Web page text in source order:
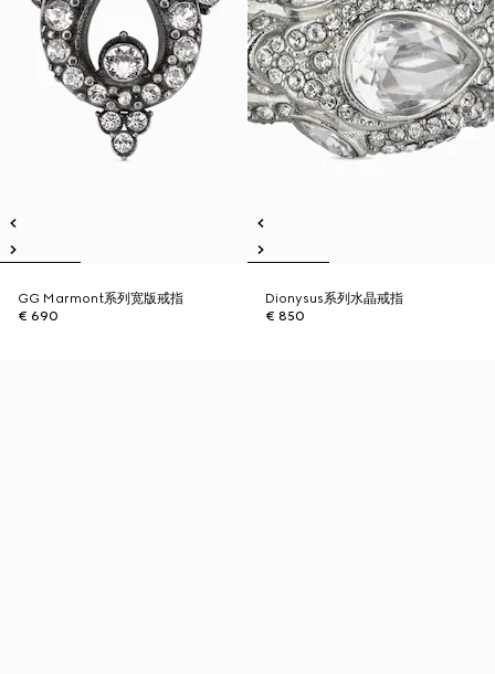
GG Marmont系列宽版戒指
€ 690
Dionysus系列水晶戒指
€ 850